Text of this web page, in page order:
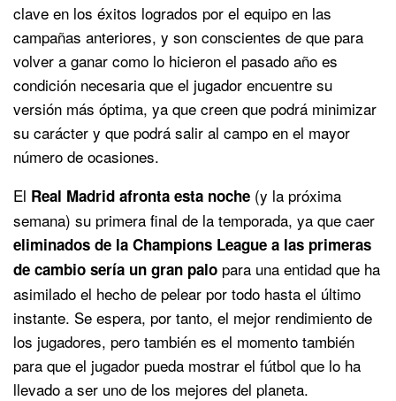
clave en los éxitos logrados por el equipo en las
campañas anteriores, y son conscientes de que para
volver a ganar como lo hicieron el pasado año es
condición necesaria que el jugador encuentre su
versión más óptima, ya que creen que podrá minimizar
su carácter y que podrá salir al campo en el mayor
número de ocasiones.
El Real Madrid afronta esta noche (y la próxima
semana) su primera final de la temporada, ya que caer
eliminados de la Champions League a las primeras
de cambio sería un gran palo para una entidad que ha
asimilado el hecho de pelear por todo hasta el último
instante. Se espera, por tanto, el mejor rendimiento de
los jugadores, pero también es el momento también
para que el jugador pueda mostrar el fútbol que lo ha
llevado a ser uno de los mejores del planeta.